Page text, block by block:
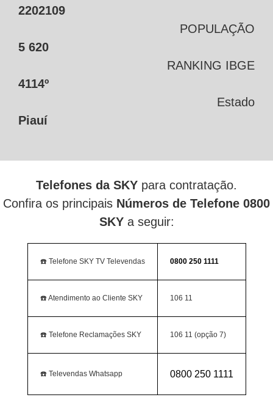
2202109
POPULAÇÃO
5 620
RANKING IBGE
4114º
Estado
Piauí
Telefones da SKY para contratação.
Confira os principais Números de Telefone 0800
SKYa seguir:
☎️ Telefone SKY TV Televendas 0800 250 1111
☎️ Atendimento ao Cliente SKY 106 11
☎️ Telefone Reclamações SKY 106 11 (opção 7)
☎️ Televendas Whatsapp 0800 250 1111